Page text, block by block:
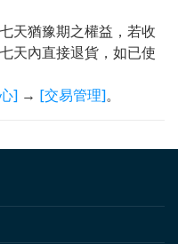
天猶豫期之權益，若收
天內直接退貨，如已使
] → [交易管理]。